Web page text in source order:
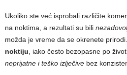
Ukoliko ste već isprobali različite
na noktima, a rezultati su bili
možda je vreme da se okrenete prirodi.
noktiju , iako često bezopasne po
neprijatne i teško izlječive bez